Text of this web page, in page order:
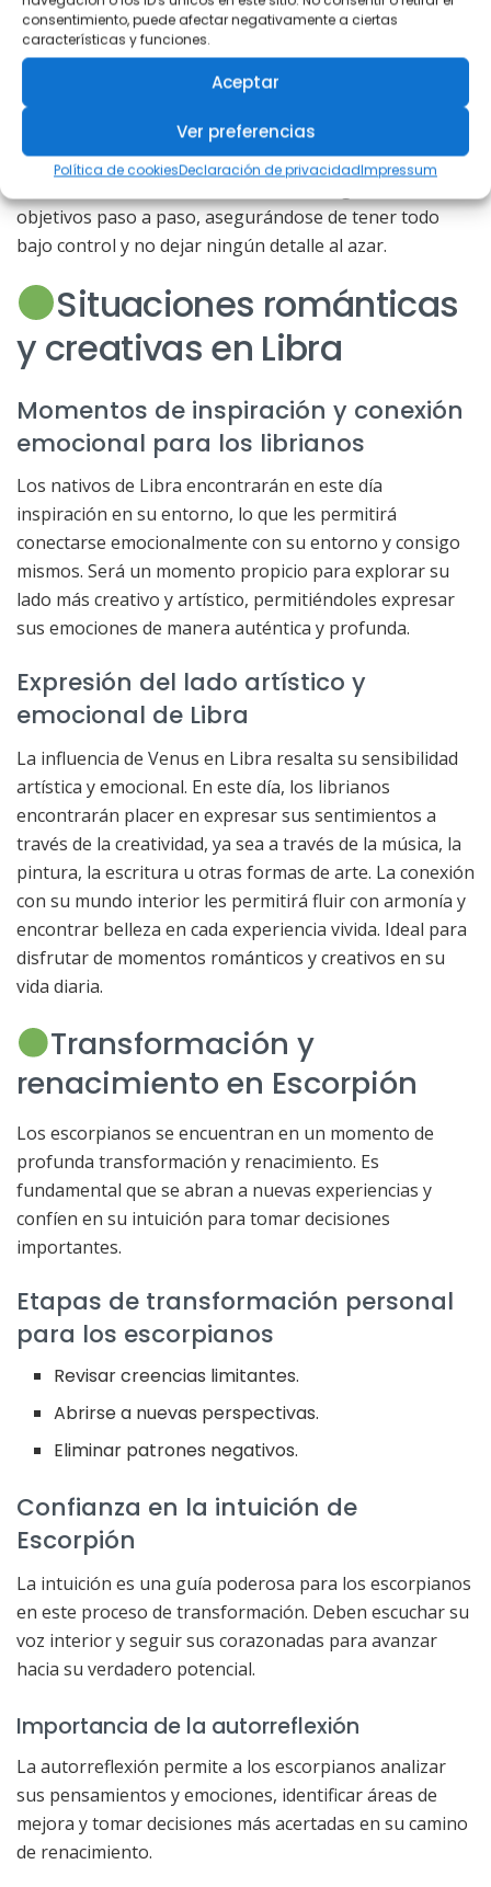
consentimiento, puede afectar negativamente a ciertas
características y funciones.
Aceptar
Ver preferencias
Política de cookiesDeclaración de privacidadImpressum
Establecimiento de metas claras y plan de
Los nativos de Virgo son expertos en establecer metas
concretas y realistas. A través de un plan de acción
objetivos paso a paso, asegurándose de tener todo
bajo control y no dejar ningún detalle al azar.
Situaciones románticas
y creativas en Libra
Momentos de inspiración y conexión
emocional para los librianos
Los nativos de Libra encontrarán en este día
inspiración en su entorno, lo que les permitirá
conectarse emocionalmente con su entorno y consigo
mismos. Será un momento propicio para explorar su
lado más creativo y artístico, permitiéndoles expresar
sus emociones de manera auténtica y profunda.
Expresión del lado artístico y
emocional de Libra
La influencia de Venus en Libra resalta su sensibilidad
artística y emocional. En este día, los librianos
encontrarán placer en expresar sus sentimientos a
través de la creatividad, ya sea a través de la música, la
pintura, la escritura u otras formas de arte. La conexión
con su mundo interior les permitirá fluir con armonía y
encontrar belleza en cada experiencia vivida. Ideal para
disfrutar de momentos románticos y creativos en su
vida diaria.
Transformación y
renacimiento en Escorpión
Los escorpianos se encuentran en un momento de
profunda transformación y renacimiento. Es
fundamental que se abran a nuevas experiencias y
confíen en su intuición para tomar decisiones
importantes.
Etapas de transformación personal
para los escorpianos
Revisar creencias limitantes.
Abrirse a nuevas perspectivas.
Eliminar patrones negativos.
Confianza en la intuición de
Escorpión
La intuición es una guía poderosa para los escorpianos
en este proceso de transformación. Deben escuchar su
voz interior y seguir sus corazonadas para avanzar
hacia su verdadero potencial.
Importancia de la autorreflexión
La autorreflexión permite a los escorpianos analizar
sus pensamientos y emociones, identificar áreas de
mejora y tomar decisiones más acertadas en su camino
de renacimiento.